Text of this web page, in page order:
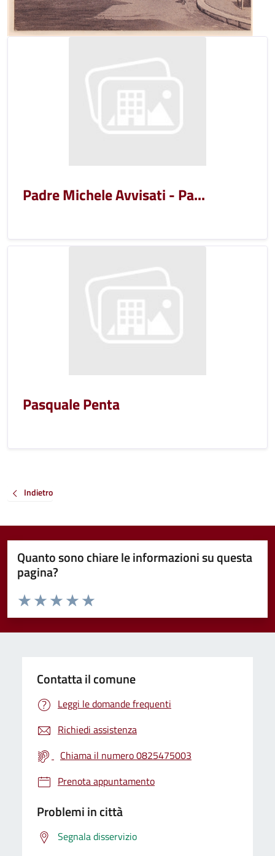
Padre Michele Avvisati - Pa...
Pasquale Penta
Indietro
Quanto sono chiare le informazioni su questa
pagina?
Valuta da 1 a 5 stelle la pagina
Valuta 5 stelle su 5
Valuta 4 stelle su 5
Valuta 3 stelle su 5
Valuta 2 stelle su 5
Valuta 1 stelle su 5
Contatta il comune
Leggi le domande frequenti
Richiedi assistenza
Chiama il numero 0825475003
Prenota appuntamento
Problemi in città
Segnala disservizio